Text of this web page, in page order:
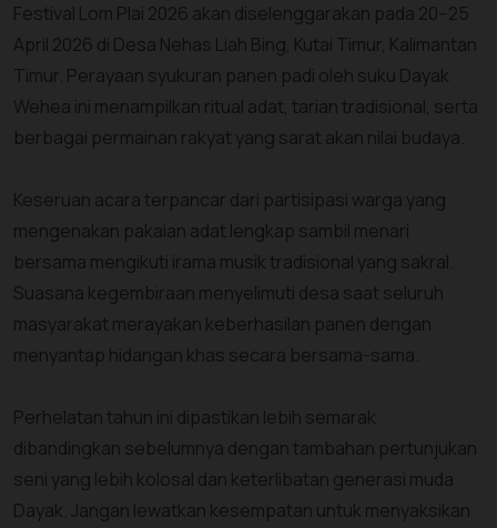
Festival Lom Plai 2026 akan diselenggarakan pada 20–25
April 2026 di Desa Nehas Liah Bing, Kutai Timur, Kalimantan
Timur. Perayaan syukuran panen padi oleh suku Dayak
Wehea ini menampilkan ritual adat, tarian tradisional, serta
berbagai permainan rakyat yang sarat akan nilai budaya.
Keseruan acara terpancar dari partisipasi warga yang
mengenakan pakaian adat lengkap sambil menari
bersama mengikuti irama musik tradisional yang sakral.
Suasana kegembiraan menyelimuti desa saat seluruh
masyarakat merayakan keberhasilan panen dengan
menyantap hidangan khas secara bersama-sama.
Perhelatan tahun ini dipastikan lebih semarak
dibandingkan sebelumnya dengan tambahan pertunjukan
seni yang lebih kolosal dan keterlibatan generasi muda
Dayak. Jangan lewatkan kesempatan untuk menyaksikan